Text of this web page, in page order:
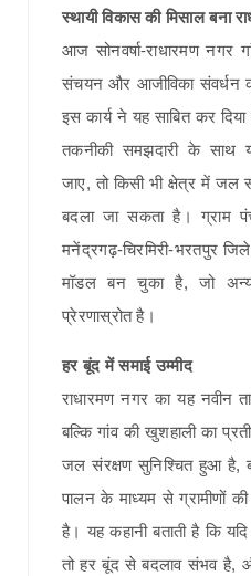
स्थायी विकास की मिसाल बना
आज सोनवर्षा-राधारमण नगर
संचयन और आजीविका संवर्धन
इस कार्य ने यह साबित कर
तकनीकी समझदारी के साथ
जाए, तो किसी भी क्षेत्र में
बदला जा सकता है। ग्राम
मनेंद्रगढ़-चिरमिरी-भरतपुर
मॉडल बन चुका है, जो
प्रेरणास्रोत है।
हर बूंद में समाई उम्मीद
राधारमण नगर का यह नवीन
बल्कि गांव की खुशहाली का
जल संरक्षण सुनिश्चित हुआ है,
पालन के माध्यम से ग्रामीणों
है। यह कहानी बताती है कि
तो हर बूंद से बदलाव संभव है,